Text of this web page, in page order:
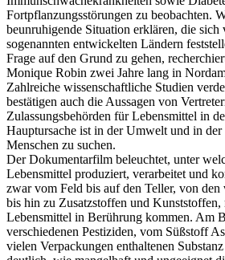
Fortpflanzungsstörungen zu beobachten.
beunruhigende Situation erklären, die sich
sogenannten entwickelten Ländern
Frage auf den Grund zu gehen,
Monique Robin zwei Jahre lang in
Zahlreiche wissenschaftliche Studien
bestätigen auch die Aussagen von
Zulassungsbehörden für Lebensmittel in
Hauptursache ist in der Umwelt und in der
Menschen zu suchen.
Der Dokumentarfilm beleuchtet, unter
Lebensmittel produziert, verarbeitet und
zwar vom Feld bis auf den Teller, von den
bis hin zu Zusatzstoffen und Kunststoffen,
Lebensmittel in Berührung kommen. Am
verschiedenen Pestiziden, vom Süßstoff
vielen Verpackungen enthaltenen